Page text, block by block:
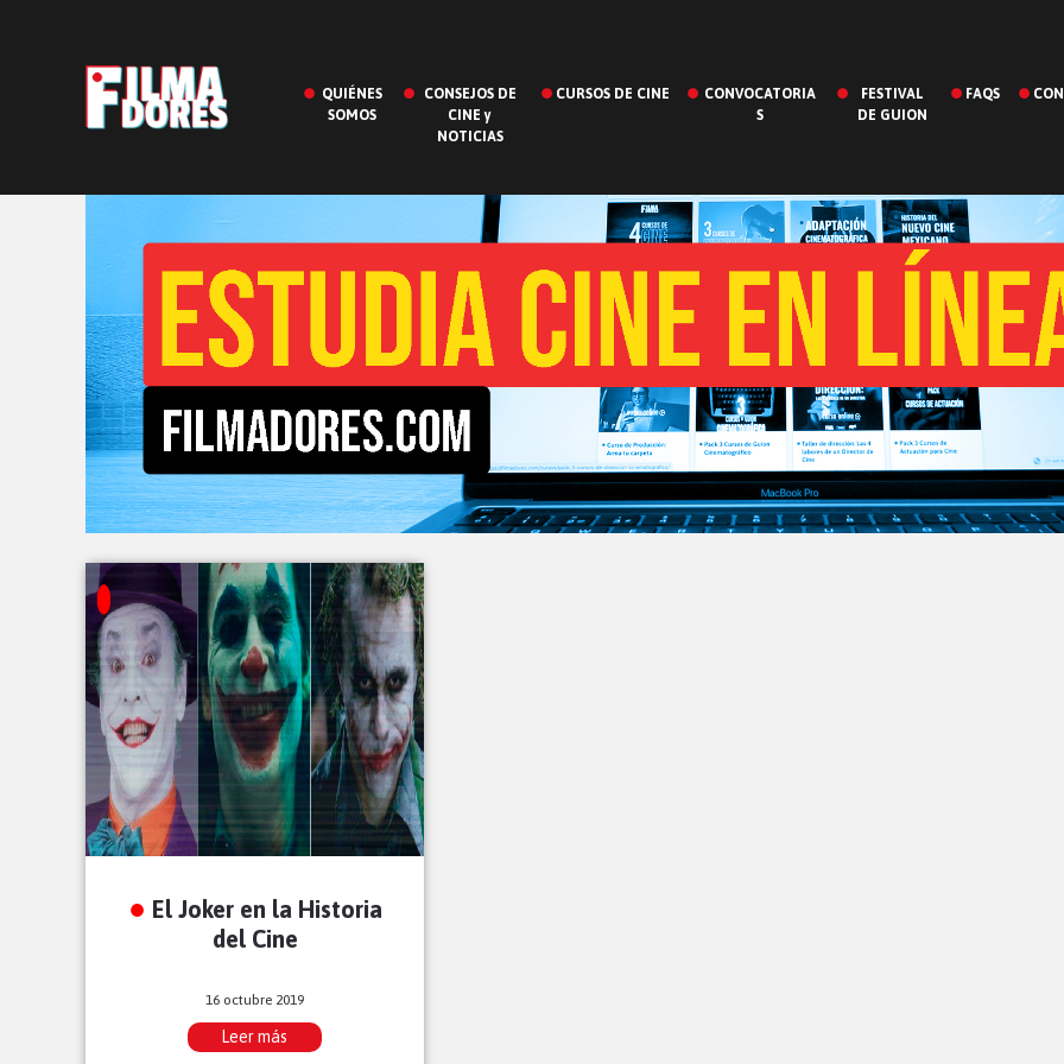
QUIÉNES
SOMOS
CONSEJOS DE
CINE y
NOTICIAS
CURSOS DE CINE
CONVOCATORIA
S
FESTIVAL
DE GUION
FAQS
El Joker en la Historia
del Cine
16 octubre 2019
Leer más